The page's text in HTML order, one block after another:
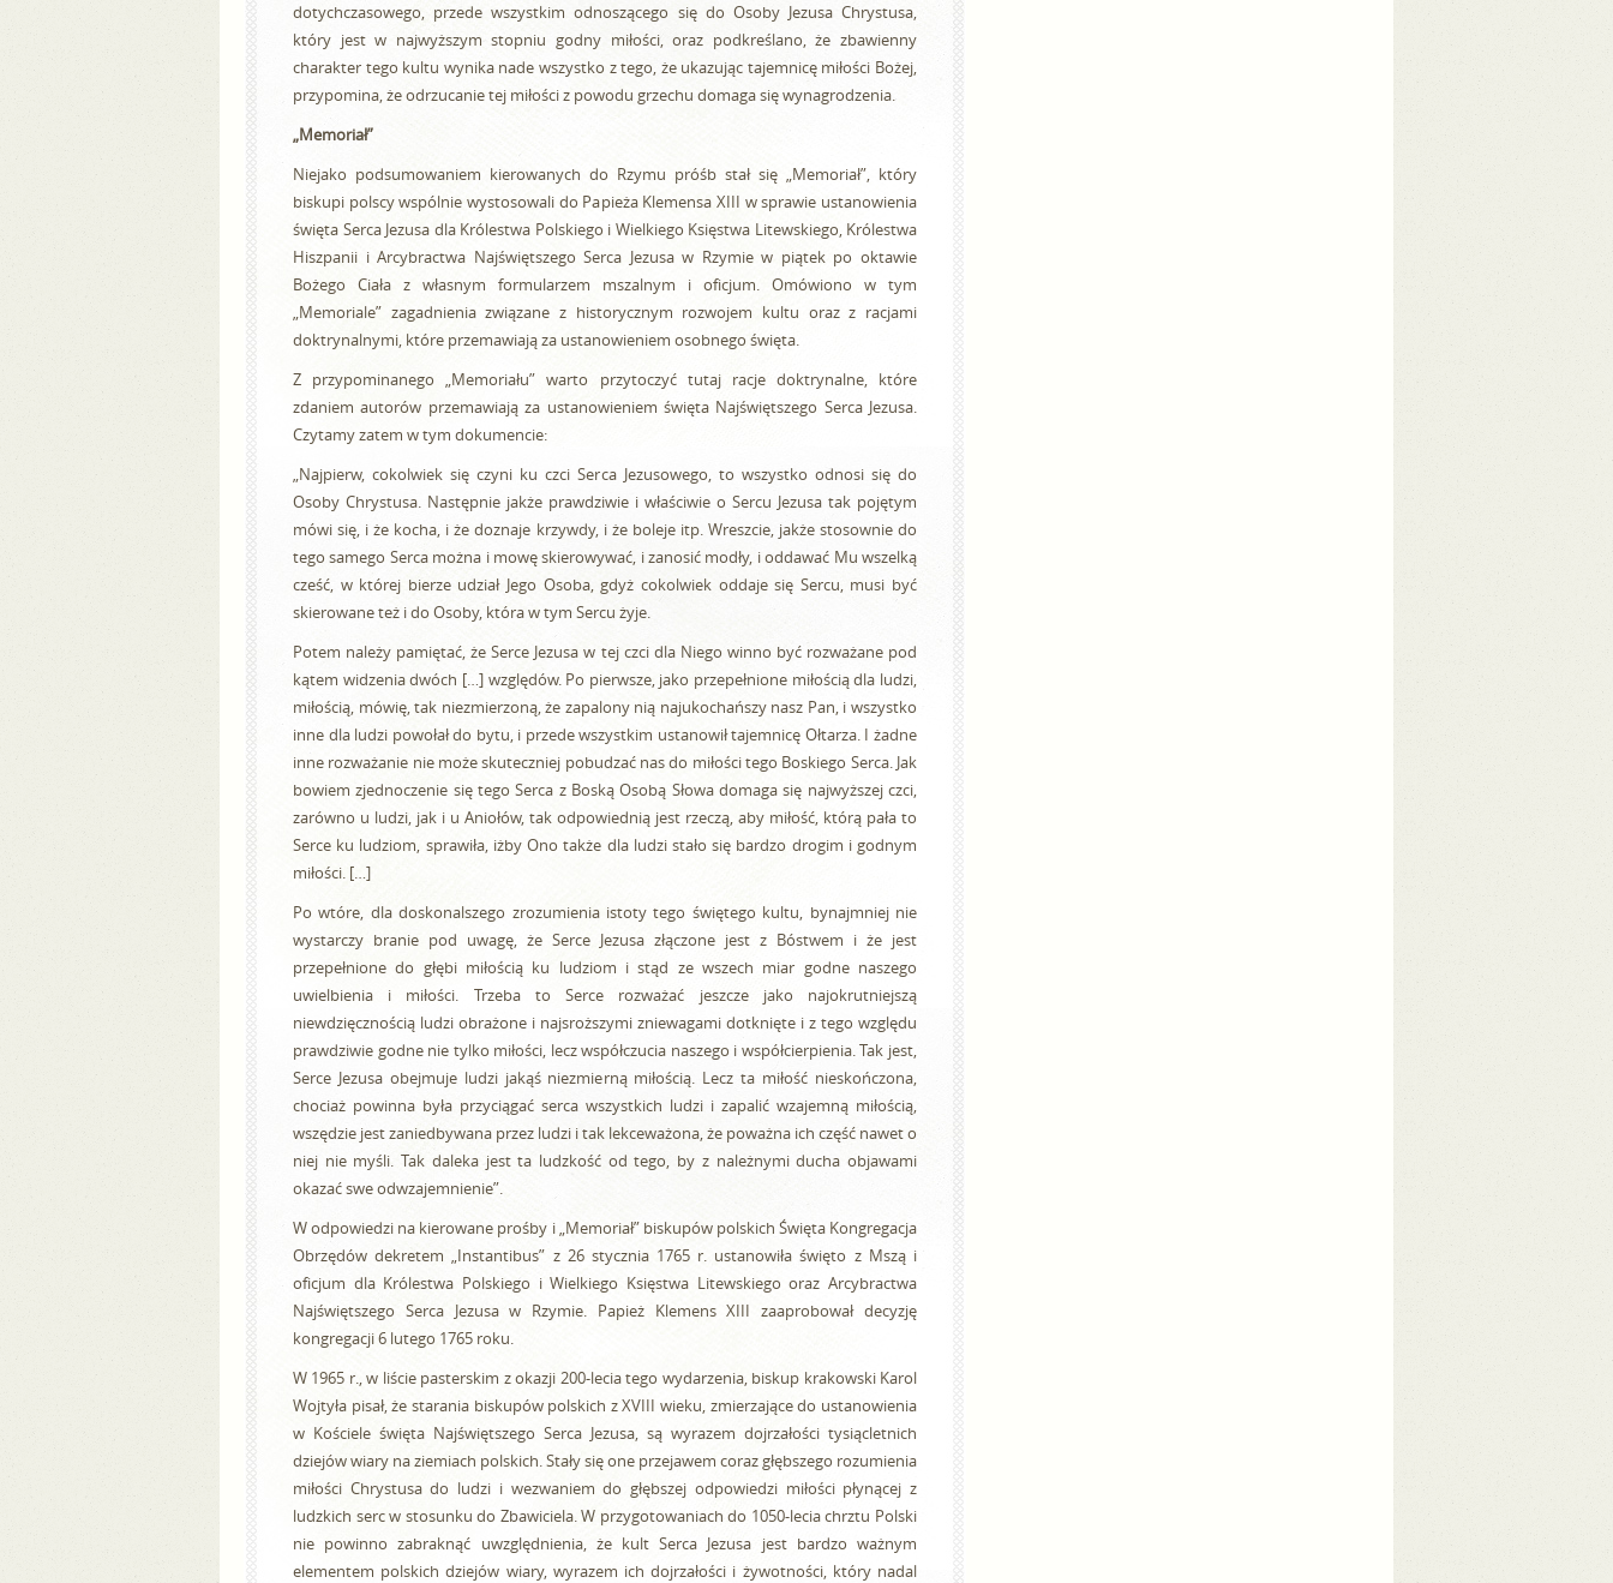
dotychczasowego, przede wszystkim odnoszącego się do Osoby Jezusa Chrystusa,
który jest w najwyższym stopniu godny miłości, oraz podkreślano, że zbawienny
charakter tego kultu wynika nade wszystko z tego, że ukazując tajemnicę miłości Bożej,
przypomina, że odrzucanie tej miłości z powodu grzechu domaga się wynagrodzenia.
„Memoriał”
Niejako podsumowaniem kierowanych do Rzymu próśb stał się „Memoriał”, który
biskupi polscy wspólnie wystosowali do Papieża Klemensa XIII w sprawie ustanowienia
święta Serca Jezusa dla Królestwa Polskiego i Wielkiego Księstwa Litewskiego, Królestwa
Hiszpanii i Arcybractwa Najświętszego Serca Jezusa w Rzymie w piątek po oktawie
Bożego Ciała z własnym formularzem mszalnym i oficjum. Omówiono w tym
„Memoriale” zagadnienia związane z historycznym rozwojem kultu oraz z racjami
doktrynalnymi, które przemawiają za ustanowieniem osobnego święta.
Z przypominanego „Memoriału” warto przytoczyć tutaj racje doktrynalne, które
zdaniem autorów przemawiają za ustanowieniem święta Najświętszego Serca Jezusa.
Czytamy zatem w tym dokumencie:
„Najpierw, cokolwiek się czyni ku czci Serca Jezusowego, to wszystko odnosi się do
Osoby Chrystusa. Następnie jakże prawdziwie i właściwie o Sercu Jezusa tak pojętym
mówi się, i że kocha, i że doznaje krzywdy, i że boleje itp. Wreszcie, jakże stosownie do
tego samego Serca można i mowę skierowywać, i zanosić modły, i oddawać Mu wszelką
cześć, w której bierze udział Jego Osoba, gdyż cokolwiek oddaje się Sercu, musi być
skierowane też i do Osoby, która w tym Sercu żyje.
Potem należy pamiętać, że Serce Jezusa w tej czci dla Niego winno być rozważane pod
kątem widzenia dwóch […] względów. Po pierwsze, jako przepełnione miłością dla ludzi,
miłością, mówię, tak niezmierzoną, że zapalony nią najukochańszy nasz Pan, i wszystko
inne dla ludzi powołał do bytu, i przede wszystkim ustanowił tajemnicę Ołtarza. I żadne
inne rozważanie nie może skuteczniej pobudzać nas do miłości tego Boskiego Serca. Jak
bowiem zjednoczenie się tego Serca z Boską Osobą Słowa domaga się najwyższej czci,
zarówno u ludzi, jak i u Aniołów, tak odpowiednią jest rzeczą, aby miłość, którą pała to
Serce ku ludziom, sprawiła, iżby Ono także dla ludzi stało się bardzo drogim i godnym
miłości. […]
Po wtóre, dla doskonalszego zrozumienia istoty tego świętego kultu, bynajmniej nie
wystarczy branie pod uwagę, że Serce Jezusa złączone jest z Bóstwem i że jest
przepełnione do głębi miłością ku ludziom i stąd ze wszech miar godne naszego
uwielbienia i miłości. Trzeba to Serce rozważać jeszcze jako najokrutniejszą
niewdzięcznością ludzi obrażone i najsroższymi zniewagami dotknięte i z tego względu
prawdziwie godne nie tylko miłości, lecz współczucia naszego i współcierpienia. Tak jest,
Serce Jezusa obejmuje ludzi jakąś niezmierną miłością. Lecz ta miłość nieskończona,
chociaż powinna była przyciągać serca wszystkich ludzi i zapalić wzajemną miłością,
wszędzie jest zaniedbywana przez ludzi i tak lekceważona, że poważna ich część nawet o
niej nie myśli. Tak daleka jest ta ludzkość od tego, by z należnymi ducha objawami
okazać swe odwzajemnienie”.
W odpowiedzi na kierowane prośby i „Memoriał” biskupów polskich Święta Kongregacja
Obrzędów dekretem „Instantibus” z 26 stycznia 1765 r. ustanowiła święto z Mszą i
oficjum dla Królestwa Polskiego i Wielkiego Księstwa Litewskiego oraz Arcybractwa
Najświętszego Serca Jezusa w Rzymie. Papież Klemens XIII zaaprobował decyzję
kongregacji 6 lutego 1765 roku.
W 1965 r., w liście pasterskim z okazji 200-lecia tego wydarzenia, biskup krakowski Karol
Wojtyła pisał, że starania biskupów polskich z XVIII wieku, zmierzające do ustanowienia
w Kościele święta Najświętszego Serca Jezusa, są wyrazem dojrzałości tysiącletnich
dziejów wiary na ziemiach polskich. Stały się one przejawem coraz głębszego rozumienia
miłości Chrystusa do ludzi i wezwaniem do głębszej odpowiedzi miłości płynącej z
ludzkich serc w stosunku do Zbawiciela. W przygotowaniach do 1050-lecia chrztu Polski
nie powinno zabraknąć uwzględnienia, że kult Serca Jezusa jest bardzo ważnym
elementem polskich dziejów wiary, wyrazem ich dojrzałości i żywotności, który nadal